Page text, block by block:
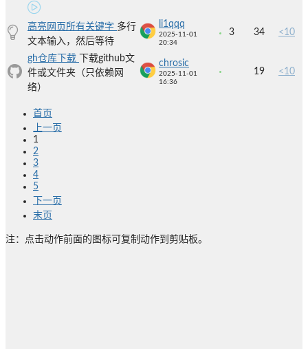
高亮网页所有关键字 多行
文本输入，然后等待
li1qqq
2025-11-01
20:34
3 34 <10
gh仓库下载
下载github文
件或文件夹（只依赖网
络）
chrosic
2025-11-01
16:36
19 <10
首页
上一页
1
2
3
4
5
下一页
末页
注：点击动作前面的图标可复制动作到剪贴板。